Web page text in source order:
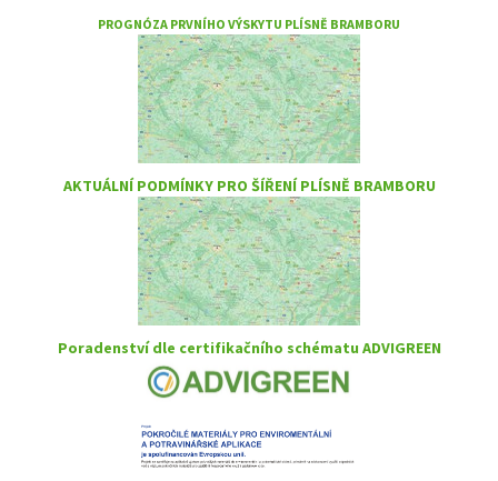
PROGNÓZA PRVNÍHO VÝSKYTU PLÍSNĚ BRAMBORU
AKTUÁLNÍ PODMÍNKY PRO ŠÍŘENÍ PLÍSNĚ BRAMBORU
Poradenství dle certifikačního schématu ADVIGREEN